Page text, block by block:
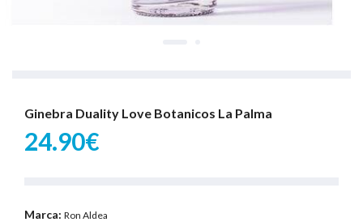
Ginebra Duality Love Botanicos La Palma
24.90€
Marca: Ron Aldea